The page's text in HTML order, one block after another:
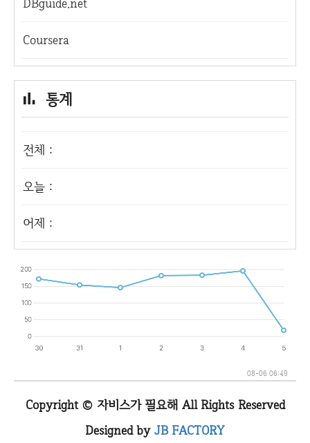
Coursera
통계
전체 :
오늘 :
어제 :
08-06 06:49
Copyright © 자비스가 필요해 All Rights Reserved
Designed by JB FACTORY